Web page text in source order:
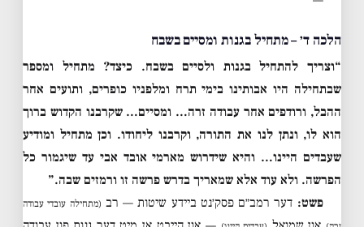
הלכה ד׳ – מתחיל בגנות ומסיים בשבח
“וצריך להתחיל בגנות ולסיים בשבח. כיצד? מתחיל ומספר
שבתחילה היו אבותינו בימי תרח ומלפניו כופרים, ותועים אחר
ההבל, ורודפים אחר עבודה זרה… ומסיים… שקרבנו הקדוש ברוך
הוא לו, ונתן לנו את התורה, וקרבנו ליחודו. וכן מתחיל ומודיע
שעבדים היינו… והיא שידרוש מארמי אובד אבי עד שיגמור כל
הפרשה. ולא עוד אלא שמאריך בדרש פרשה זו ורמזים שבה.”
פשט: דער רמב״ם פסק׳נט ביידע שיטות — רב (מתחילה עובדי עבודה